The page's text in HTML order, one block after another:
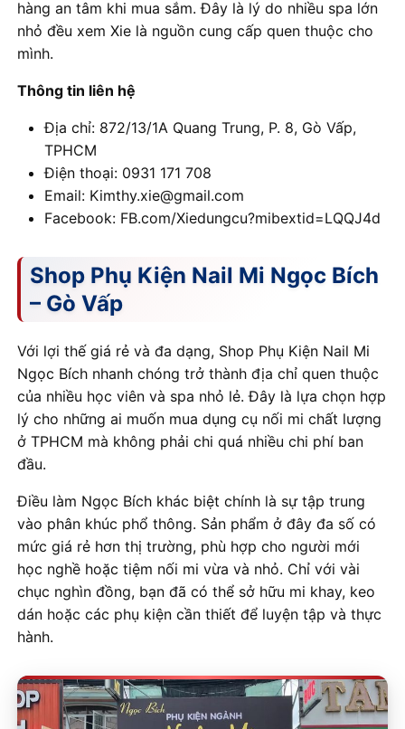
hàng an tâm khi mua sắm. Đây là lý do nhiều spa lớn
nhỏ đều xem Xie là nguồn cung cấp quen thuộc cho
mình.
Thông tin liên hệ
Địa chỉ: 872/13/1A Quang Trung, P. 8, Gò Vấp,
TPHCM
Điện thoại: 0931 171 708
Email: Kimthy.xie@gmail.com
Facebook: FB.com/Xiedungcu?mibextid=LQQJ4d
Shop Phụ Kiện Nail Mi Ngọc Bích
– Gò Vấp
Với lợi thế giá rẻ và đa dạng, Shop Phụ Kiện Nail Mi
Ngọc Bích nhanh chóng trở thành địa chỉ quen thuộc
của nhiều học viên và spa nhỏ lẻ. Đây là lựa chọn hợp
lý cho những ai muốn mua dụng cụ nối mi chất lượng
ở TPHCM mà không phải chi quá nhiều chi phí ban
đầu.
Điều làm Ngọc Bích khác biệt chính là sự tập trung
vào phân khúc phổ thông. Sản phẩm ở đây đa số có
mức giá rẻ hơn thị trường, phù hợp cho người mới
học nghề hoặc tiệm nối mi vừa và nhỏ. Chỉ với vài
chục nghìn đồng, bạn đã có thể sở hữu mi khay, keo
dán hoặc các phụ kiện cần thiết để luyện tập và thực
hành.